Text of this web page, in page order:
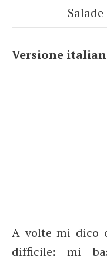
Versione
A volte mi dico
difficile: mi